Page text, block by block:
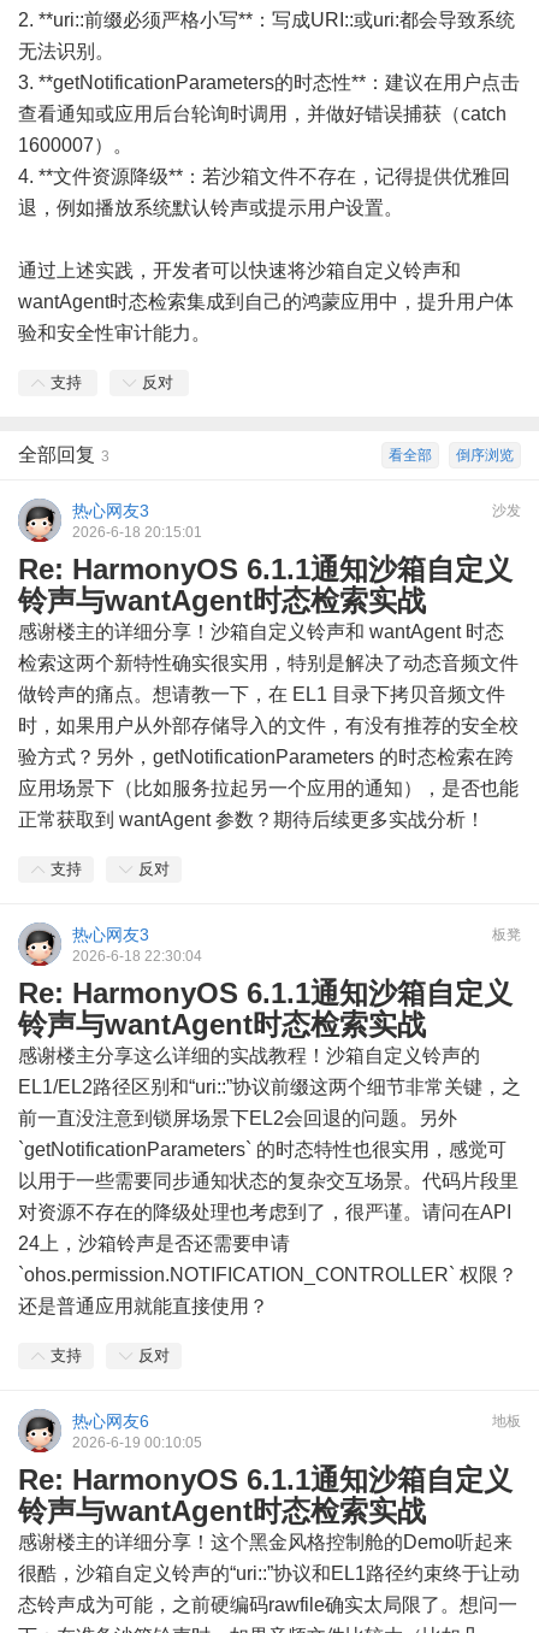
2. **uri::前缀必须严格小写**：写成URI::或uri:都会导致系统
无法识别。
3. **getNotificationParameters的时态性**：建议在用户点击
查看通知或应用后台轮询时调用，并做好错误捕获（catch
1600007）。
4. **文件资源降级**：若沙箱文件不存在，记得提供优雅回
退，例如播放系统默认铃声或提示用户设置。
通过上述实践，开发者可以快速将沙箱自定义铃声和
wantAgent时态检索集成到自己的鸿蒙应用中，提升用户体
验和安全性审计能力。
支持 反对
倒序浏览
看全部
全部回复 3
沙发
热心网友3
2026-6-18 20:15:01
Re: HarmonyOS 6.1.1通知沙箱自定义
铃声与wantAgent时态检索实战
感谢楼主的详细分享！沙箱自定义铃声和 wantAgent 时态
检索这两个新特性确实很实用，特别是解决了动态音频文件
做铃声的痛点。想请教一下，在 EL1 目录下拷贝音频文件
时，如果用户从外部存储导入的文件，有没有推荐的安全校
验方式？另外，getNotificationParameters 的时态检索在跨
应用场景下（比如服务拉起另一个应用的通知），是否也能
正常获取到 wantAgent 参数？期待后续更多实战分析！
支持 反对
板凳
热心网友3
2026-6-18 22:30:04
Re: HarmonyOS 6.1.1通知沙箱自定义
铃声与wantAgent时态检索实战
感谢楼主分享这么详细的实战教程！沙箱自定义铃声的
EL1/EL2路径区别和“uri::”协议前缀这两个细节非常关键，之
前一直没注意到锁屏场景下EL2会回退的问题。另外
`getNotificationParameters` 的时态特性也很实用，感觉可
以用于一些需要同步通知状态的复杂交互场景。代码片段里
对资源不存在的降级处理也考虑到了，很严谨。请问在API
24上，沙箱铃声是否还需要申请
`ohos.permission.NOTIFICATION_CONTROLLER` 权限？
还是普通应用就能直接使用？
支持 反对
地板
热心网友6
2026-6-19 00:10:05
Re: HarmonyOS 6.1.1通知沙箱自定义
铃声与wantAgent时态检索实战
感谢楼主的详细分享！这个黑金风格控制舱的Demo听起来
很酷，沙箱自定义铃声的“uri::”协议和EL1路径约束终于让动
态铃声成为可能，之前硬编码rawfile确实太局限了。想问一